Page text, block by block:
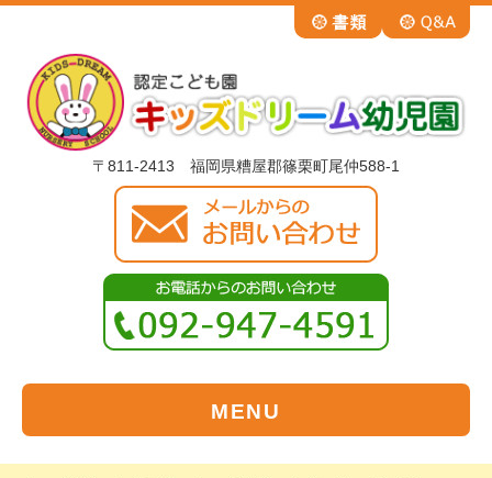
〒811-2413 福岡県糟屋郡篠栗町尾仲588-1
MENU